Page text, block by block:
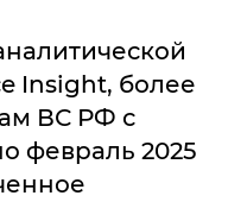
Insight, более
ВС РФ с
февраль 2025